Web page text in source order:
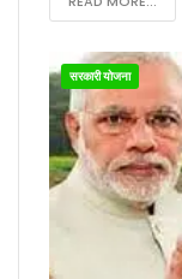
सरकारी योजना